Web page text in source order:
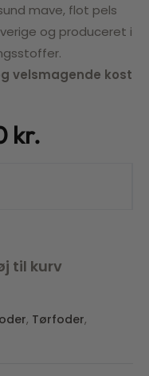
mave, flot pels
og produceret i
velsmagende kost
kr.
til kurv
, Tørfoder,